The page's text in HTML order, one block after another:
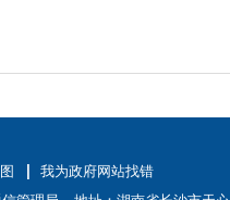
我为政府网站找错